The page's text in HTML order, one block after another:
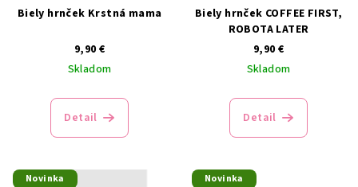
Biely hrnček Krstná mama
9,90 €
Skladom
Detail
Biely hrnček COFFEE FIRST,
ROBOTA LATER
9,90 €
Skladom
Detail
Novinka
Novinka